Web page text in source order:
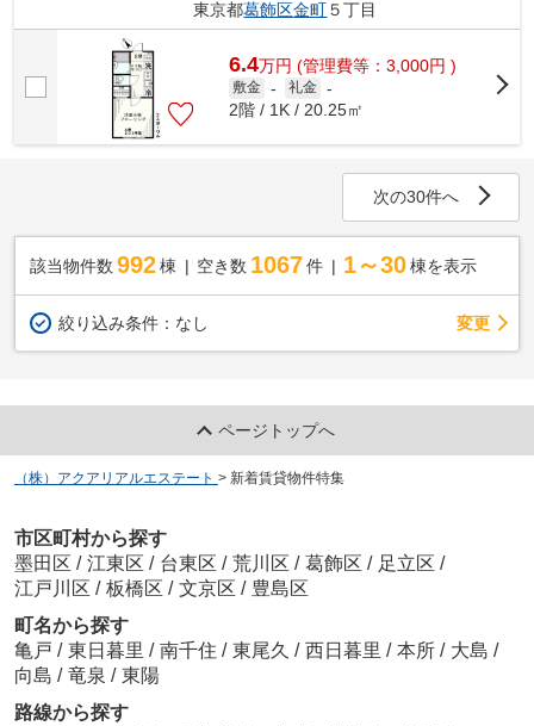
東京都葛飾区金町５丁目
6.4万円 (管理費等：3,000円 )
敷金 - 礼金 -
2階 / 1K / 20.25㎡
次の30件へ
該当物件数 992棟 空き数 1067 件 1～30 棟を表示
絞り込み条件： なし 変更
ページトップへ
（株）アクアリアルエステート > 新着賃貸物件特集
市区町村から探す
墨田区 / 江東区 / 台東区 / 荒川区 / 葛飾区 / 足立区 /
江戸川区 / 板橋区 / 文京区 / 豊島区
町名から探す
亀戸 / 東日暮里 / 南千住 / 東尾久 / 西日暮里 / 本所 / 大島 /
向島 / 竜泉 / 東陽
路線から探す